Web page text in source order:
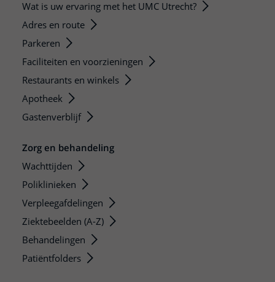
Wat is uw ervaring met het UMC Utrecht?
Adres en route
Parkeren
Faciliteiten en voorzieningen
Restaurants en winkels
Apotheek
Gastenverblijf
Zorg en behandeling
Wachttijden
Poliklinieken
Verpleegafdelingen
Ziektebeelden (A-Z)
Behandelingen
Patiëntfolders